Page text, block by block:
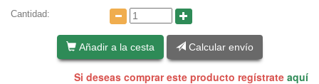
Cantidad:
Añadir a la cesta Calcular envío
Si deseas comprar este producto regístrate aquí